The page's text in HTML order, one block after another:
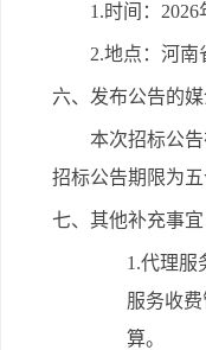
1.时间：2026
2.地点：河
六、发布公告的
本次招标公
招标公告期限为五
七、其他补充事宜
1.代理服
服务收
算。